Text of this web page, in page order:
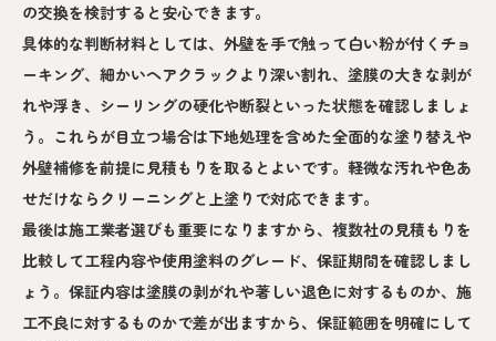
の交換を検討すると安心できます。
具体的な判断材料としては、外壁を手で触って白い粉が付くチョ
ーキング、細かいヘアクラックより深い割れ、塗膜の大きな剥が
れや浮き、シーリングの硬化や断裂といった状態を確認しましょ
う。これらが目立つ場合は下地処理を含めた全面的な塗り替えや
外壁補修を前提に見積もりを取るとよいです。軽微な汚れや色あ
せだけならクリーニングと上塗りで対応できます。
最後は施工業者選びも重要になりますから、複数社の見積もりを
比較して工程内容や使用塗料のグレード、保証期間を確認しまし
ょう。保証内容は塗膜の剥がれや著しい退色に対するものか、施
工不良に対するものかで差が出ますから、保証範囲を明確にして